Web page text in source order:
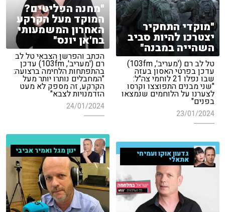
"מחנה הפליטים?
המוקד מעל הקרקע
האחרון המשמעותי
בח'אן יונס"
הכתב והפרשן הצבאי טל לב
רם ('מעריב', 103fm) עדכן
בהתפתחות הלחימה ברצועה:
"המחבלים נותרו יותר מעל
הקרקע, זה מספק לא מעט
הזדמנויות לצבא"
24/01/2024
"מוקדי התחקיר
יצטרכו להיות סביב
השהייה במבנה"
טל לב רם ('מעריב', 103fm)
עדכן בפרטי האסון בעזה
שבו נפלו 21 לוחמי צה"ל:
"שני מבנים התפוצצו וקרסו
לצערנו על הלוחמים שנמצאו
בפנים"
23/01/2024
ינון מגל ואמיר אביבי גדעון אוקו ועמיחי
אתאלי